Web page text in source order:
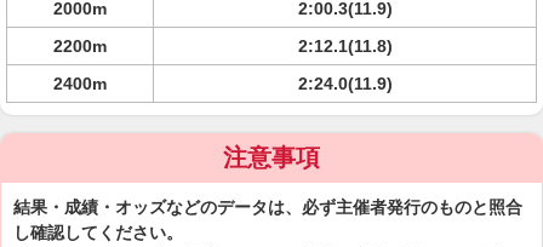
2000m
2:00.3(11.9)
2200m
2:12.1(11.8)
2400m
2:24.0(11.9)
注意事項
結果・成績・オッズなどのデータは、必ず主催者発行のものと照合
し確認してください。